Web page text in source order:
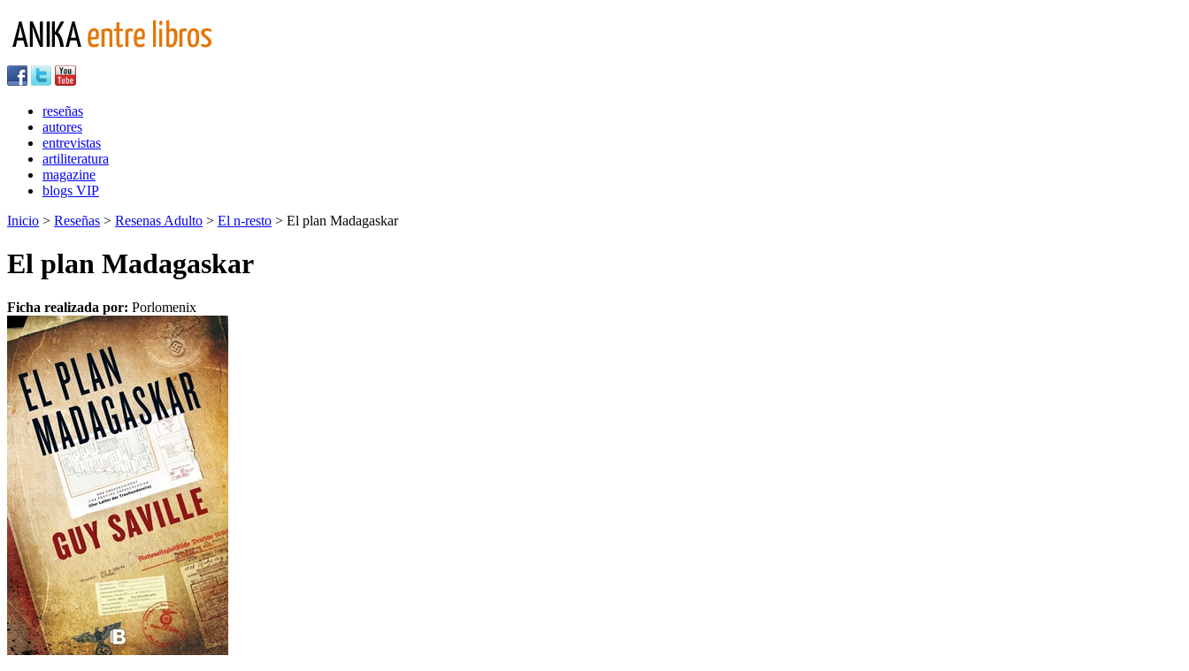
reseñas
autores
entrevistas
artiliteratura
magazine
blogs VIP
Inicio > Reseñas > Resenas Adulto > El n-resto > El plan Madagaskar
El plan Madagaskar
Ficha realizada por: Porlomenix